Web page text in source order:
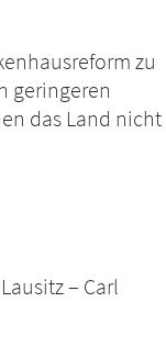
zu
geringeren
das Land nicht
– Carl